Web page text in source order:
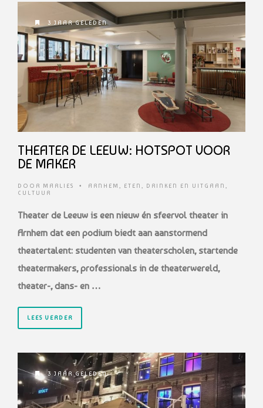
3 JAAR GELEDEN
THEATER DE LEEUW: HOTSPOT VOOR
DE MAKER
DOOR MARLIES • ARNHEM , ETEN, DRINKEN EN UITGAAN ,
CULTUUR
Theater de Leeuw is een nieuw én sfeervol theater in
Arnhem dat een podium biedt aan aanstormend
theatertalent: studenten van theaterscholen, startende
theatermakers, professionals in de theaterwereld,
theater-, dans- en …
LEES VERDER
3 JAAR GELEDEN